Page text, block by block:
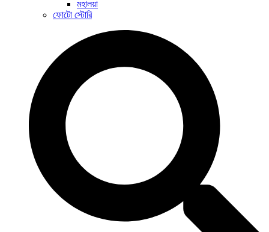
মহালয়া
ফোটো স্টোরি